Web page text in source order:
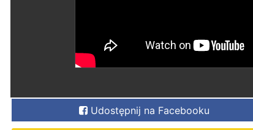
Udostępnij na Facebooku